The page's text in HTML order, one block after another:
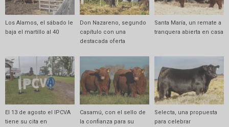
Los Alamos, el sábado le
baja el martillo al 40
Don Nazareno, segundo
capítulo con una
destacada oferta
Santa María, un remate a
tranquera abierta en casa
El 13 de agosto el IPCVA
tiene su cita en
Casamú, con el sello de
la confianza para su
Selecta, una propuesta
para celebrar